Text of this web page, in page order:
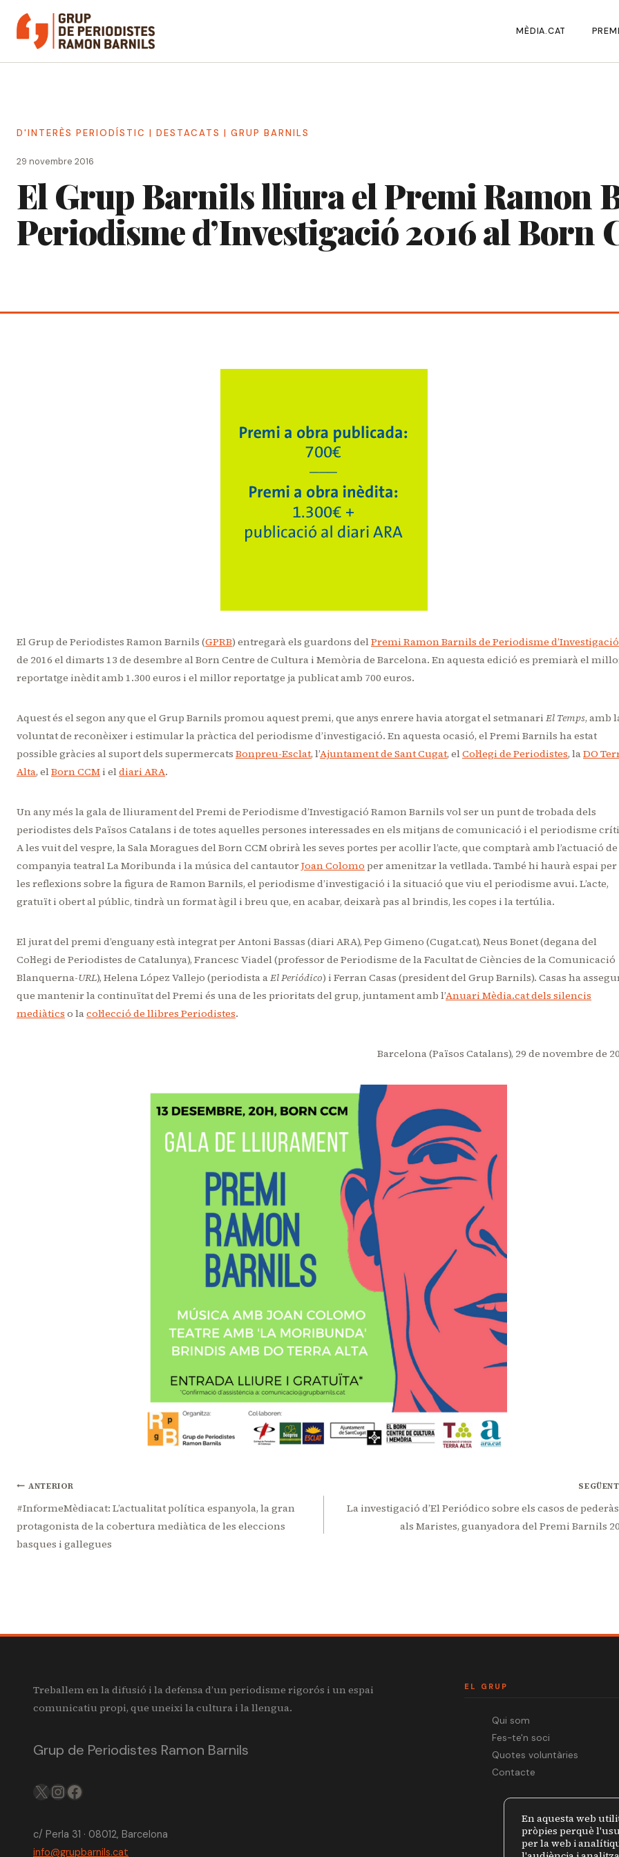
contingut
MÈDIA.CAT
D'INTERÈS PERIODÍSTIC | DESTACATS | GRUP BARNILS
29 novembre 2016
El Grup Barnils lliura el Premi Ramon
Periodisme d’Investigació 2016 al Born
El Grup de Periodistes Ramon Barnils (GPRB) entregarà els guardons delPremi Ramon Barnils de Periodisme d’Investigació
de 2016 el dimarts 13 de desembre al Born Centre de Cultura i Memòria de Barcelona. En aquesta edició es premiarà el
reportatge inèdit amb 1.300 euros i el millor reportatge ja publicat amb 700 euros.
Aquest és el segon any que el Grup Barnils promou aquest premi, que anys enrere havia atorgat el setmanari El Temps, amb
voluntat de reconèixer i estimular la pràctica del periodisme d’investigació. En aquesta ocasió, el Premi Barnils ha estat
possible gràcies al suport dels supermercats Bonpreu-Esclat, l’Ajuntament de Sant Cugat, elCol·legi de Periodistes, laDO
Alta, elBorn CCM i eldiari ARA.
Un any més la gala de lliurament del Premi de Periodisme d’Investigació Ramon Barnils vol ser un punt de trobada dels
periodistes dels Països Catalans i de totes aquelles persones interessades en els mitjans de comunicació i el periodisme
A les vuit del vespre, la Sala Moragues del Born CCM obrirà les seves portes per acollir l’acte, que comptarà amb l’actuació
companyia teatral La Moribunda i la música del cantautorJoan Colomo per amenitzar la vetllada. També hi haurà espai per
les reflexions sobre la figura de Ramon Barnils, el periodisme d’investigació i la situació que viu el periodisme avui. L’acte,
gratuït i obert al públic, tindrà un format àgil i breu que, en acabar, deixarà pas al brindis, les copes i la tertúlia.
El jurat del premi d’enguany està integrat per Antoni Bassas (diari ARA), Pep Gimeno (Cugat.cat), Neus Bonet (degana del
Col·legi de Periodistes de Catalunya), Francesc Viadel (professor de Periodisme de la Facultat de Ciències de la Comunicació
Blanquerna-URL), Helena López Vallejo (periodista aEl Periódico) i Ferran Casas (president del Grup Barnils). Casas ha
que mantenir la continuïtat del Premi és una de les prioritats del grup, juntament amb l’Anuari Mèdia.cat dels silencis
mediàtics o lacol·lecció de llibres Periodistes.
Barcelona (Països Catalans), 29 de novembre de
Navegació
d'entrades
ANTERIOR
#InformeMèdiacat: L’actualitat política espanyola, la gran
protagonista de la cobertura mediàtica de les eleccions
basques i gallegues
SEGÜENT
La investigació d’El Periódico sobre els casos de
als Maristes, guanyadora del Premi Barnils
Treballem en la difusió i la defensa d’un periodisme rigorós i un espai
comunicatiu propi, que uneixi la cultura i la llengua.
Grup de Periodistes Ramon Barnils
X IGFB
c/ Perla 31 · 08012, Barcelona
info@grupbarnils.cat
EL GRUP
Qui som
Fes-te'n soci
Quotes voluntàries
Contacte
En aquesta web
pròpies perquè
per la web i